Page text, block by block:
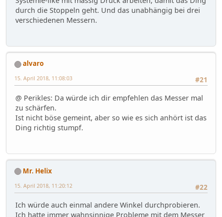
durch die Stoppeln geht. Und das unabhängig bei drei
verschiedenen Messern.
alvaro
#21
15. April 2018, 11:08:03
@ Perikles: Da würde ich dir empfehlen das Messer mal
zu schärfen.
Ist nicht böse gemeint, aber so wie es sich anhört ist das
Ding richtig stumpf.
Mr. Helix
#22
15. April 2018, 11:20:12
Ich würde auch einmal andere Winkel durchprobieren.
Ich hatte immer wahnsinnige Probleme mit dem Messer